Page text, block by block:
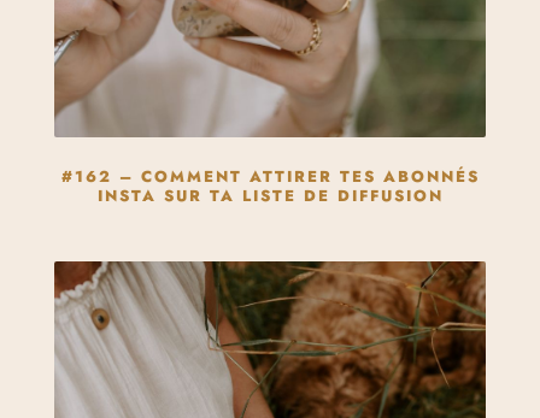
#162 – COMMENT ATTIRER TES ABONNÉS
INSTA SUR TA LISTE DE DIFFUSION